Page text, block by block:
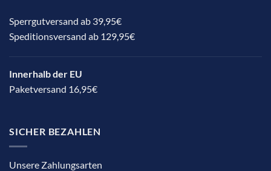
Sperrgutversand ab 39,95€
Speditionsversand ab 129,95€
Innerhalb der EU
Paketversand 16,95€
SICHER BEZAHLEN
Unsere Zahlungsarten